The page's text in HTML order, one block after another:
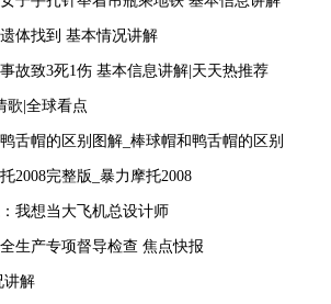
体找到 基本情况讲解
故致3死1伤 基本信息讲解|天天热推荐
歌|全球看点
舌帽的区别图解_棒球帽和鸭舌帽的区别
2008完整版_暴力摩托2008
我想当大飞机总设计师
生产专项督导检查 焦点快报
讲解